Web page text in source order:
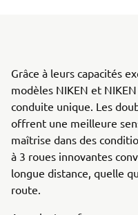
Grâce à leurs capacités
modèles NIKEN et
conduite unique. Les
offrent une meilleure
maîtrise dans des
à 3 roues innovantes
longue distance, quelle
route.